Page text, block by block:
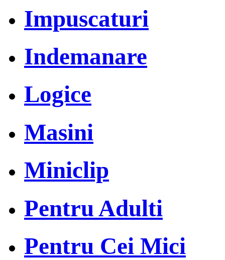
Impuscaturi
Indemanare
Logice
Masini
Miniclip
Pentru Adulti
Pentru Cei Mici